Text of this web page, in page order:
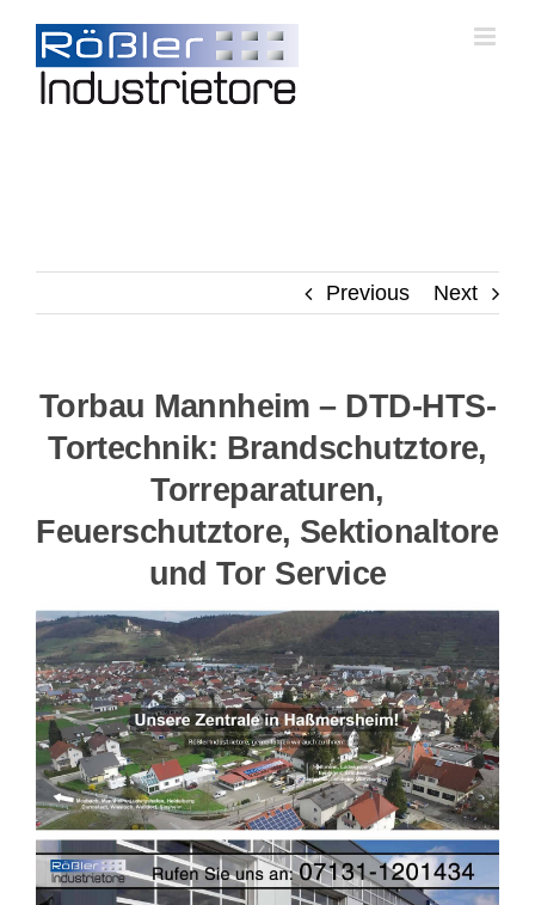
content
Previous Next
Torbau Mannheim – DTD-HTS-
Tortechnik: Brandschutztore,
Torreparaturen,
Feuerschutztore, Sektionaltore
und Tor Service